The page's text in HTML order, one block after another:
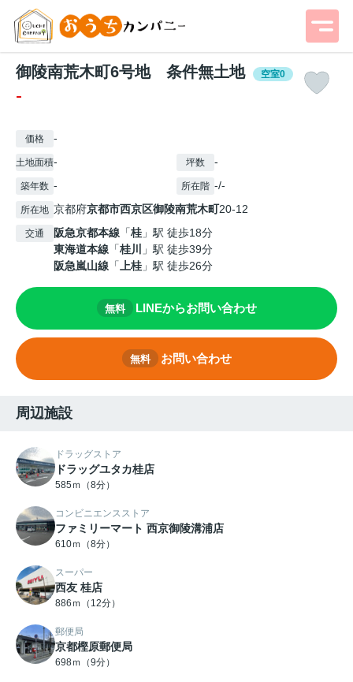
御陵南荒木町6号地 条件無土地 空室0
-
価格 -
土地面積- 坪数 -
築年数 - 所在階 -/-
所在地 京都府京都市西京区御陵南荒木町20-12
交通 阪急京都本線 「桂 」駅 徒歩18分
東海道本線 「桂川
」駅 徒歩39分
阪急嵐山線 「 上桂 」駅 徒歩26分
無料 LINEからお問い合わせ
無料 お問い合わせ
周辺施設
ドラッグストア
ドラッグユタカ桂店
585ｍ（8分）
コンビニエンスストア
ファミリーマート 西京御陵溝浦店
610ｍ（8分）
スーパー
西友 桂店
886ｍ（12分）
郵便局
京都樫原郵便局
698ｍ（9分）